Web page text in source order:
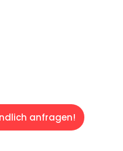
anfragen!